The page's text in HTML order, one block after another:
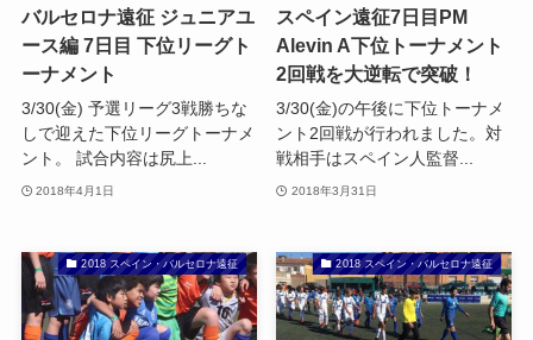
バルセロナ遠征 ジュニアユ
ース編 7日目 下位リーグト
ーナメント
3/30(金) 予選リーグ3戦勝ちな
しで迎えた下位リーグトーナメ
ント。 試合内容は尻上...
2018年4月1日
スペイン遠征7日目PM
Alevin A下位トーナメント
2回戦を大逆転で突破！
3/30(金)の午後に下位トーナメ
ント2回戦が行われました。対
戦相手はスペイン人監督...
2018年3月31日
2018 スペイン・バルセロナ遠征 2018 スペイン・バルセロナ遠征